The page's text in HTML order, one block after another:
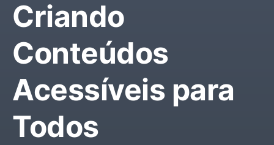
Criando
Conteúdos
Acessíveis para
Todos